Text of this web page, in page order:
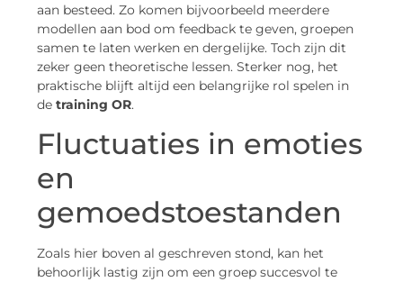
aan besteed. Zo komen bijvoorbeeld meerdere
modellen aan bod om feedback te geven, groepen
samen te laten werken en dergelijke. Toch zijn dit
zeker geen theoretische lessen. Sterker nog, het
praktische blijft altijd een belangrijke rol spelen in
de training OR.
Fluctuaties in emoties
en
gemoedstoestanden
Zoals hier boven al geschreven stond, kan het
behoorlijk lastig zijn om een groep succesvol te